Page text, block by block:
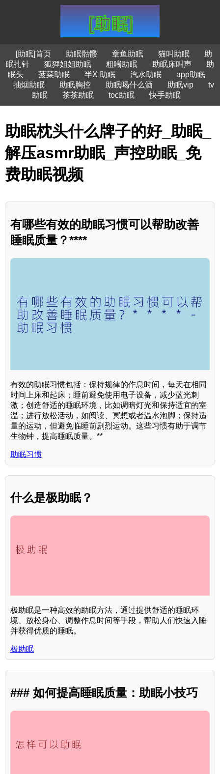
[助眠]首页 助眠骷髅 章鱼助眠 猫叫助眠
助
眠扎针
狐狸姐姐助眠 粗喘助眠 助眠床叫声
助
眠头
菠菜助眠 半X 助眠 汽水助眠
app助眠
抽烟助眠
助眠胸控 助眠喝什么酒 助眠vip
tv
助眠
茶茶助眠 toc助眠 快手助眠
助眠枕头什么牌子的好_助眠_
解压asmr助眠_声控助眠_免
费助眠视频
有哪些有效的助眠习惯可以帮助改善
睡眠质量？****
有效的助眠习惯包括：保持规律的作息时间，每天在相同
时间上床和起床；睡前避免使用电子设备，减少蓝光刺
激；创造舒适的睡眠环境，比如调暗灯光和保持适宜的室
温；进行放松活动，如阅读、冥想或者温水泡脚；保持适
量的运动，但避免临睡前剧烈运动。这些习惯有助于调节
生物钟，提高睡眠质量。**
助眠习惯
什么是极助眠？
极助眠是一种高效的助眠方法，通过提供舒适的睡眠环
境、放松身心、调整作息时间等手段，帮助人们快速入睡
并获得优质的睡眠。
极助眠
### 如何提高睡眠质量：助眠小技巧